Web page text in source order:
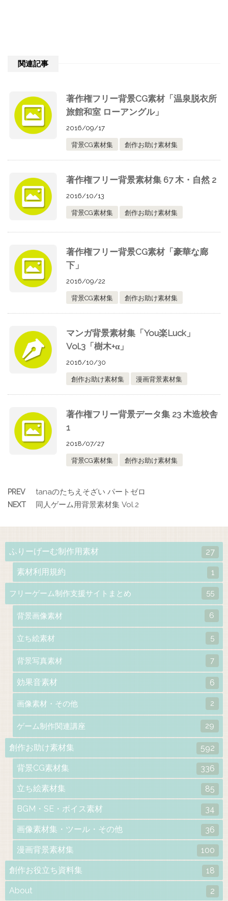
関連記事
著作権フリー背景CG素材「温泉脱衣所
旅館和室 ローアングル」
2016/09/17
背景CG素材集 創作お助け素材集
著作権フリー背景素材集 67 木・自然 2
2016/10/13
背景CG素材集 創作お助け素材集
著作権フリー背景CG素材「豪華な廊
下」
2016/09/22
背景CG素材集 創作お助け素材集
マンガ背景素材集「You楽Luck」
Vol.3「樹木+α」
2016/10/30
創作お助け素材集 漫画背景素材集
著作権フリー背景データ集 23 木造校舎
1
2018/07/27
背景CG素材集 創作お助け素材集
PREV tanaのたちえそざい パートゼロ
NEXT 同人ゲーム用背景素材集 Vol.2
ふりーげーむ制作用素材 27
素材利用規約 1
フリーゲーム制作支援サイトまとめ 55
背景画像素材 6
立ち絵素材 5
背景写真素材 7
効果音素材 6
画像素材・その他 2
ゲーム制作関連講座 29
創作お助け素材集 592
背景CG素材集 336
立ち絵素材集 85
BGM・SE・ボイス素材 34
画像素材集・ツール・その他 36
漫画背景素材集 100
創作お役立ち資料集 18
About 2